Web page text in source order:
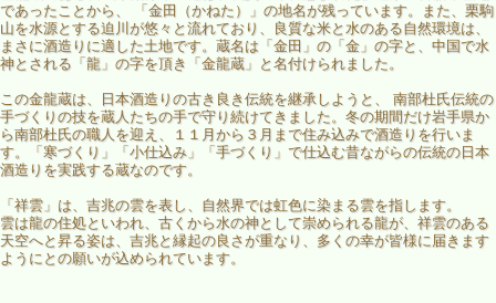
今ならＮｅｗモデルと旧来型の飲み比べできちゃいます♪
旧来型【祥雲金龍 純米吟醸】の1800mlはこちら
旧来型【祥雲金龍 純米吟醸】の720mlはこちら
であったことから、 「金田（かねた）」の地名が残っています。また、栗駒
山を水源とする迫川が悠々と流れており、良質な米と水のある自然環境は、
まさに酒造りに適した土地です。蔵名は「金田」の「金」の字と、中国で水
神とされる「龍」の字を頂き「金龍蔵」と名付けられました。
この金龍蔵は、日本酒造りの古き良き伝統を継承しようと、 南部杜氏伝統の
手づくりの技を蔵人たちの手で守り続けてきました。冬の期間だけ岩手県か
ら南部杜氏の職人を迎え、１１月から３月まで住み込みで酒造りを行いま
す。「寒づくり」「小仕込み」「手づくり」で仕込む昔ながらの伝統の日本
酒造りを実践する蔵なのです。
「祥雲」は、吉兆の雲を表し、自然界では虹色に染まる雲を指します。
雲は龍の住処といわれ、古くから水の神として崇められる龍が、祥雲のある
天空へと昇る姿は、吉兆と縁起の良さが重なり、多くの幸が皆様に届きます
ようにとの願いが込められています。